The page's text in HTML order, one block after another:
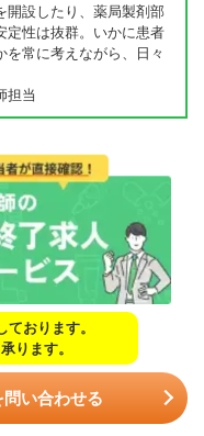
開設したり、薬局製剤部
定性は抜群。いかに患者
常に考えながら、日々
担当
おります。
ります。
い合わせる